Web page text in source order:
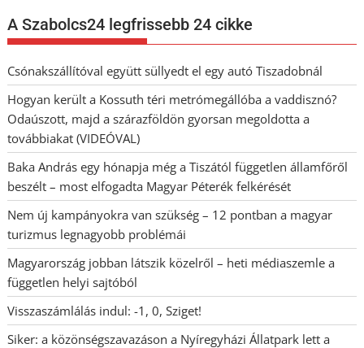
A Szabolcs24 legfrissebb 24 cikke
Csónakszállítóval együtt süllyedt el egy autó Tiszadobnál
Hogyan került a Kossuth téri metrómegállóba a vaddisznó?
Odaúszott, majd a szárazföldön gyorsan megoldotta a
továbbiakat (VIDEÓVAL)
Baka András egy hónapja még a Tiszától független államfőről
beszélt – most elfogadta Magyar Péterék felkérését
Nem új kampányokra van szükség – 12 pontban a magyar
turizmus legnagyobb problémái
Magyarország jobban látszik közelről – heti médiaszemle a
független helyi sajtóból
Visszaszámlálás indul: -1, 0, Sziget!
Siker: a közönségszavazáson a Nyíregyházi Állatpark lett a